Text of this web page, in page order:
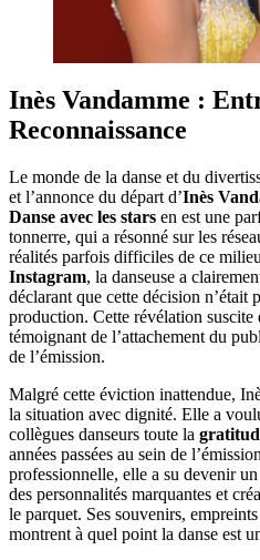
Inès Vandamme :
Reconnaissance
Le monde de la danse et du
et l’annonce du départ d’Inès
Danse avec les stars en est une
tonnerre, qui a résonné sur les
réalités parfois difficiles de ce
Instagram, la danseuse a
déclarant que cette décision n’était
production. Cette révélation suscite
témoignant de l’attachement du
de l’émission.
Malgré cette éviction inattendue,
la situation avec dignité. Elle a
collègues danseurs toute la
années passées au sein de
professionnelle, elle a su devenir
des personnalités marquantes et
le parquet. Ses souvenirs,
montrent à quel point la danse est